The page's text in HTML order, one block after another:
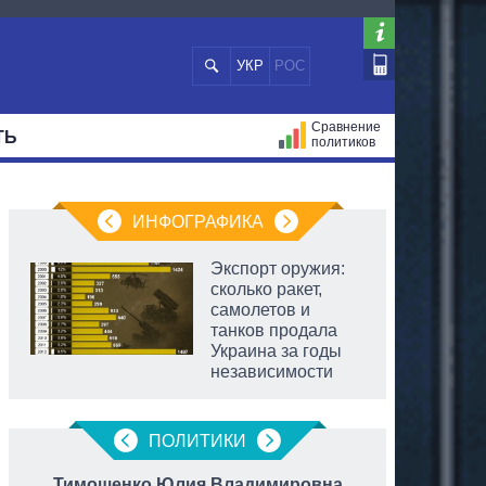
УКР РОС
Сравнение
политиков
ИНФОГРАФИКА
Экспорт оружия:
сколько ракет,
самолетов и
танков продала
Украина за годы
независимости
ПОЛИТИКИ